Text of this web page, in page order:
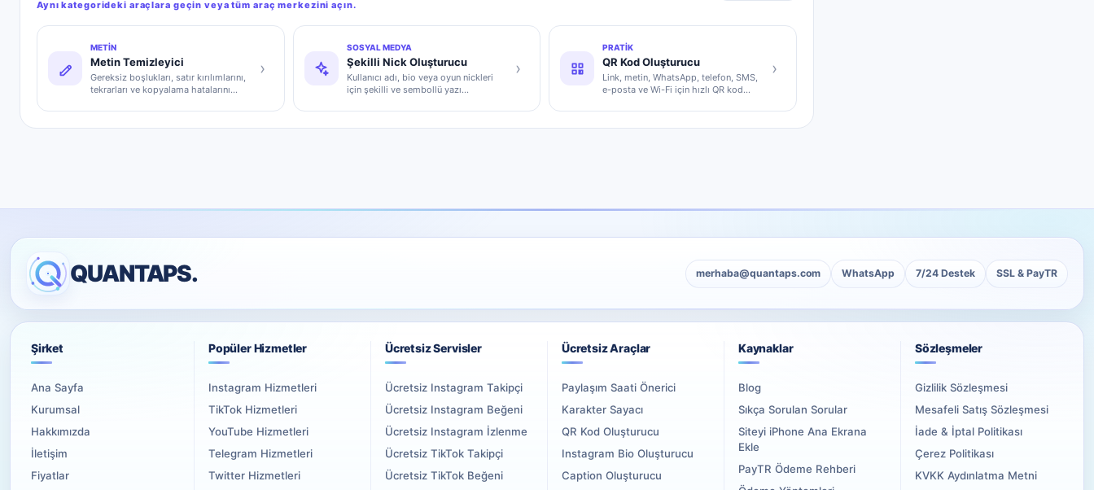
Aynı kategorideki araçlara geçin veya tüm araç merkezini açın.
METIN
Metin Temizleyici
Gereksiz boşlukları, satır kırılımlarını,
tekrarları ve kopyalama hatalarını
›
SOSYAL MEDYA
Şekilli Nick Oluşturucu
Kullanıcı adı, bio veya oyun nickleri
için şekilli ve sembollü yazı
›
PRATIK
QR Kod Oluşturucu
Link, metin, WhatsApp, telefon, SMS,
e-posta ve Wi-Fi için hızlı QR kod
›
QUANTAPS. merhaba@quantaps.com WhatsApp 7/24 Destek SSL & PayTR
Şirket
Ana Sayfa
Kurumsal
Hakkımızda
İletişim
Fiyatlar
Popüler Hizmetler
Instagram Hizmetleri
TikTok Hizmetleri
YouTube Hizmetleri
Telegram Hizmetleri
Twitter Hizmetleri
Ücretsiz Servisler
Ücretsiz Instagram Takipçi
Ücretsiz Instagram Beğeni
Ücretsiz Instagram İzlenme
Ücretsiz TikTok Takipçi
Ücretsiz TikTok Beğeni
Ücretsiz Araçlar
Paylaşım Saati Önerici
Karakter Sayacı
QR Kod Oluşturucu
Instagram Bio Oluşturucu
Caption Oluşturucu
Kaynaklar
Blog
Sıkça Sorulan Sorular
Siteyi iPhone Ana Ekrana
Ekle
PayTR Ödeme Rehberi
Sözleşmeler
Gizlilik Sözleşmesi
Mesafeli Satış Sözleşmesi
İade & İptal Politikası
Çerez Politikası
KVKK Aydınlatma Metni